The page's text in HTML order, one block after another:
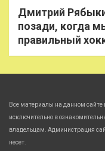
Дмитрий
позади, когда
правильный
Все материалы на данном сайте
исключительно в
владельцам. Администрация
несет.